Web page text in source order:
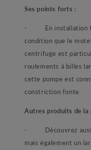
Ses points forts :
- En installation
condition que le
centrifuge est
roulements à billes
cette pompe est
constriction fonte.
Autres produits de la
- Découvrez aussi
mais également un